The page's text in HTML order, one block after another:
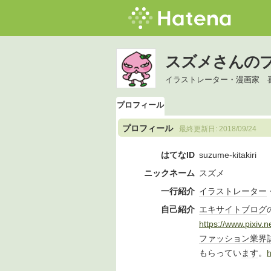
スズメさんの
イラストレーター・漫画家
プロフィール
プロフィール 最終更新日: 2018/09/24
はてなID suzume-kitakiri
ニックネーム スズメ
一行紹介 イラストレーター
自己紹介 エキサイトブログ
https://
ファッション業界
もらっています。